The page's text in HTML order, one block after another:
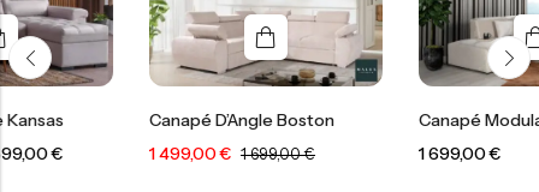
Canapé D’Angle Boston
1 699,00€
Canapé Modulable Coco